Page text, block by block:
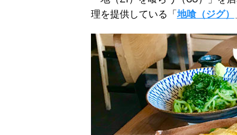
理を提供している「地喰（ジグ）